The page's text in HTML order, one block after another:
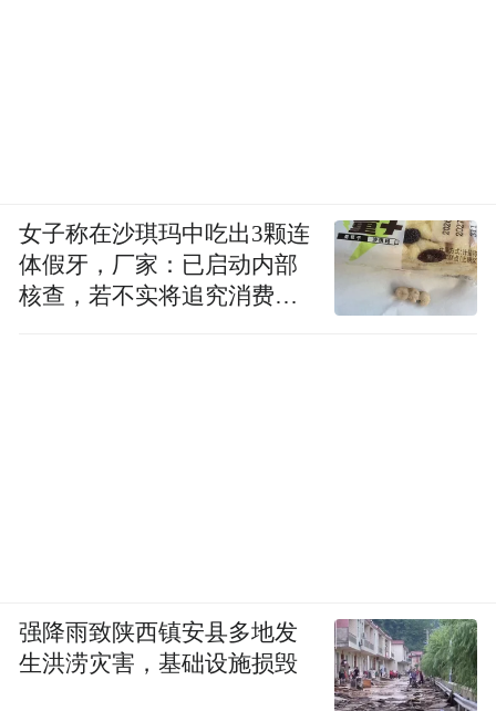
女子称在沙琪玛中吃出3颗连
体假牙，厂家：已启动内部
核查，若不实将追究消费者
强降雨致陕西镇安县多地发
生洪涝灾害，基础设施损毁